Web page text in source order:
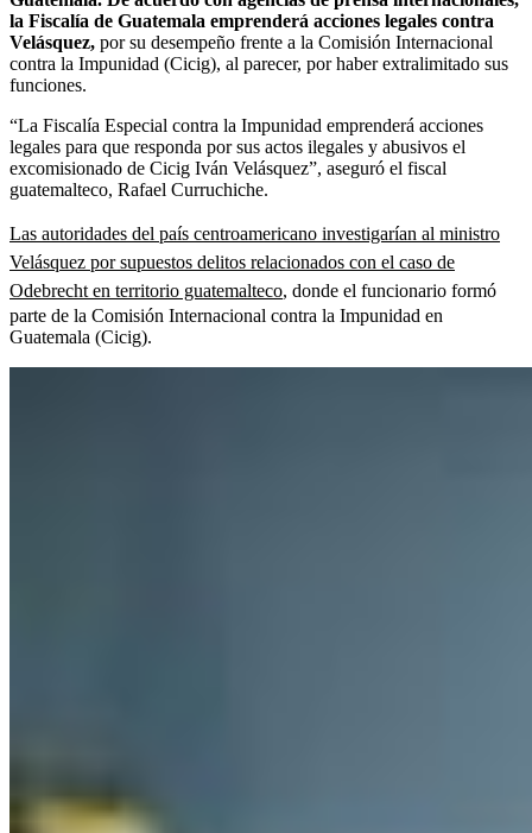
la Fiscalía de Guatemala emprenderá acciones legales contra
Velásquez, por su desempeño frente a la Comisión Internacional
contra la Impunidad (Cicig), al parecer, por haber extralimitado sus
funciones.
“La Fiscalía Especial contra la Impunidad emprenderá acciones
legales para que responda por sus actos ilegales y abusivos el
excomisionado de Cicig Iván Velásquez”, aseguró el fiscal
guatemalteco, Rafael Curruchiche.
Las autoridades del país centroamericano investigarían al ministro
Velásquez por supuestos delitos relacionados con el caso de
Odebrecht en territorio guatemalteco, donde el funcionario formó
parte de la Comisión Internacional contra la Impunidad en
Guatemala (Cicig).